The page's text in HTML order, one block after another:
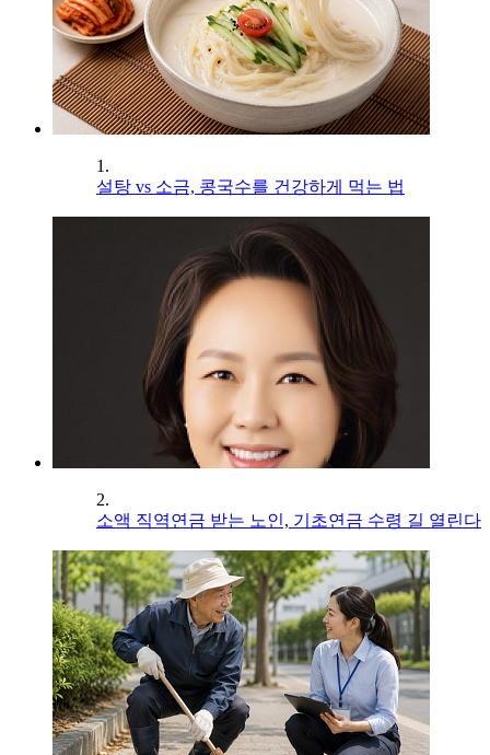
1.
설탕 vs 소금, 콩국수를 건강하게 먹는 법
2.
소액 직역연금 받는 노인, 기초연금 수령 길 열린다